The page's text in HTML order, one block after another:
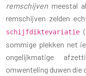
remschijven meestal
remschijven zelden
schijf­dikte­variatie
sommige plekken net
ongelijkmatige
omwenteling duwen die